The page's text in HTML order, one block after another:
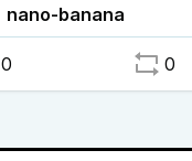
nano-banana
0 0